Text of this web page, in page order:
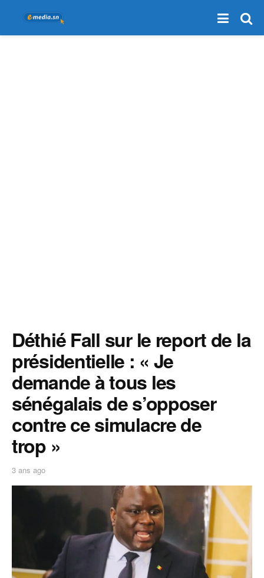
Déthié Fall sur le report de la
présidentielle : « Je
demande à tous les
sénégalais de s’opposer
contre ce simulacre de
trop »
3 ans ago